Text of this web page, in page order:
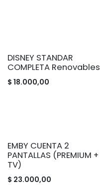
DISNEY STANDAR
COMPLETA Renovables
$ 18.000,00
EMBY CUENTA 2
PANTALLAS (PREMIUM +
TV)
$ 23.000,00